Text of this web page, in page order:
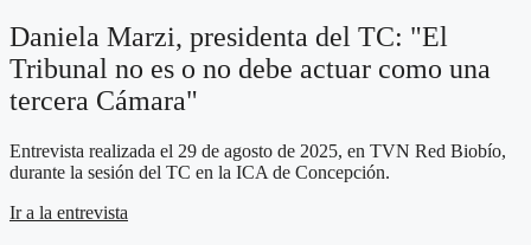
Daniela Marzi, presidenta del TC: "El
Tribunal no es o no debe actuar como una
tercera Cámara"
Entrevista realizada el 29 de agosto de 2025, en TVN Red Biobío,
durante la sesión del TC en la ICA de Concepción.
Ir a la entrevista